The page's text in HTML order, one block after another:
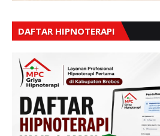
DAFTAR HIPNOTERAPI